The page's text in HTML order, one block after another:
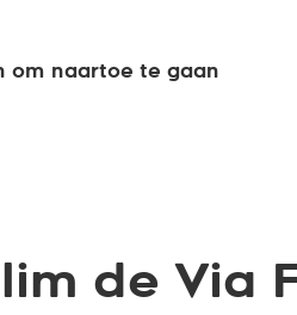
om naartoe te gaan
de Via